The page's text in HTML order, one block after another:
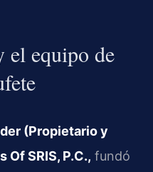
el equipo de
(Propietario y
Of SRIS, P.C., fundó